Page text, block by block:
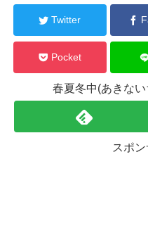
Twitter
Pocket
春夏冬中(あきな
スポ